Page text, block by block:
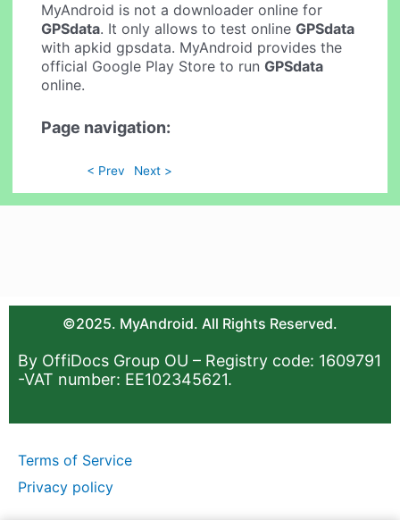
MyAndroid is not a downloader online for
GPSdata. It only allows to test onlineGPSdata
with apkid gpsdata. MyAndroid provides the
official Google Play Store to runGPSdata
online.
Page navigation:
< Prev Next >
©2025. MyAndroid. All Rights Reserved.
By OffiDocs Group OU – Registry code: 1609791
-VAT number: EE102345621.
Terms of Service
Privacy policy